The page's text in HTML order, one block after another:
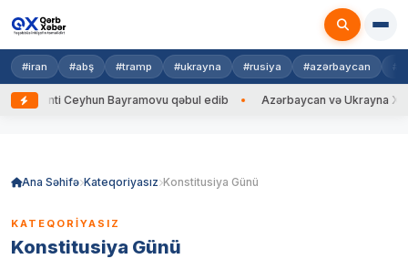
#iran #abş #tramp #ukrayna #rusiya #azərbaycan
Ceyhun Bayramovu qəbul edib Azərbaycan və Ukrayna XİN
Ana Səhifə Kateqoriyasız Konstitusiya Günü
KATEQORIYASIZ
Konstitusiya Günü